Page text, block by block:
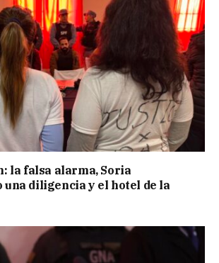
la falsa alarma, Soria
una diligencia y el hotel de la